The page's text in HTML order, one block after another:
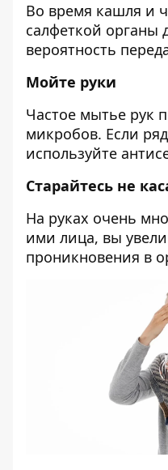
Во время кашля и
салфеткой органы
вероятность
Мойте руки
Частое мытье рук
микробов. Если
используйте
Старайтесь не
На руках очень
ими лица, вы
проникновения в